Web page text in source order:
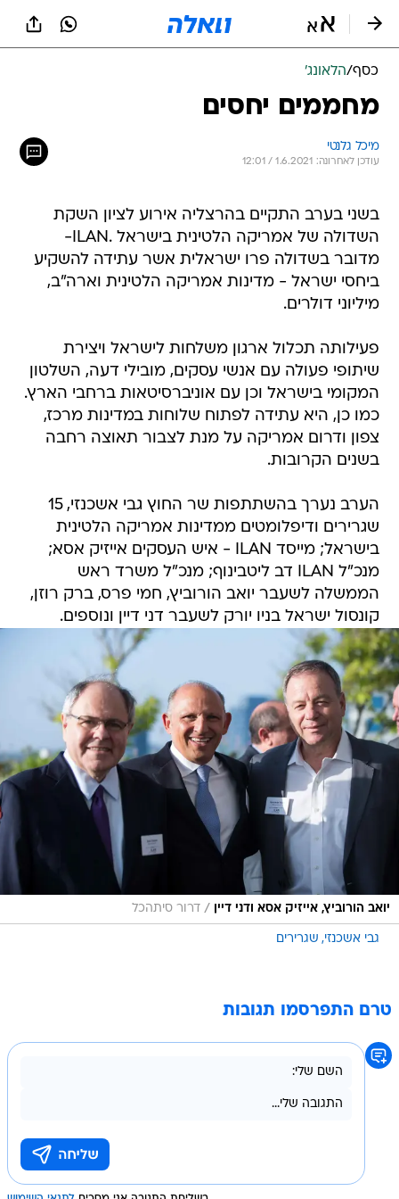
כסף/הלאונג'
מחממים יחסים
מיכל גלנטי
עודכן לאחרונה: 1.6.2021 / 12:01
בשני בערב התקיים בהרצליה אירוע לציון השקת
השדולה של אמריקה הלטינית בישראל .ILAN-
מדובר בשדולה פרו ישראלית אשר עתידה להשקיע
ביחסי ישראל - מדינות אמריקה הלטינית וארה"ב,
מיליוני דולרים.
פעילותה תכלול ארגון משלחות לישראל ויצירת
שיתופי פעולה עם אנשי עסקים, מובילי דעה, השלטון
המקומי בישראל וכן עם אוניברסיטאות ברחבי הארץ.
כמו כן, היא עתידה לפתוח שלוחות במדינות מרכז,
צפון ודרום אמריקה על מנת לצבור תאוצה רחבה
בשנים הקרובות.
הערב נערך בהשתתפות שר החוץ גבי אשכנזי, 15
שגרירים ודיפלומטים ממדינות אמריקה הלטינית
בישראל; מייסד ILAN - איש העסקים אייזיק אסא;
מנכ"ל ILAN דב ליטבינוף; מנכ"ל משרד ראש
הממשלה לשעבר יואב הורוביץ, חמי פרס, ברק רוזן,
קונסול ישראל בניו יורק לשעבר דני דיין ונוספים.
יואב הורוביץ, אייזיק אסא ודני דיין / דרור סיתהכל
גבי אשכנזי שגרירים
טרם התפרסמו תגובות